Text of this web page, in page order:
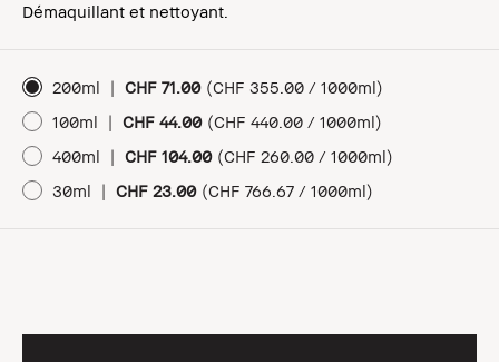
Démaquillant et nettoyant.
200ml | CHF 71.00 (CHF 355.00 / 1000ml)
100ml
| CHF 44.00 (CHF 440.00 / 1000ml)
400ml
| CHF 104.00 (CHF 260.00 / 1000ml)
30ml
| CHF 23.00 (CHF 766.67 / 1000ml)